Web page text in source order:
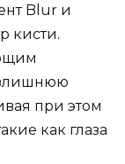
Blur и
кисти.
при этом
как глаза